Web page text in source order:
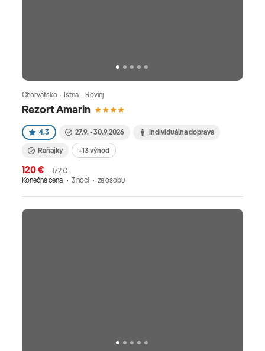
Rezort Amarin
Chorvátsko · Istria · Rovinj
4.3 27.9. - 30.9.2026 Individuálna doprava
Raňajky +13 výhod
120 €
172 €
Konečná cena
3 nocí za osobu